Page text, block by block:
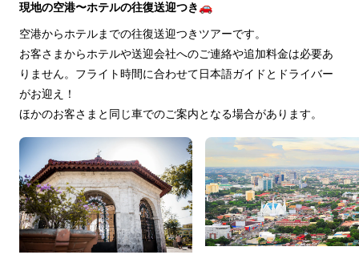
現地の空港〜ホテルの往復送迎つき🚗
空港からホテルまでの往復送迎つきツアーです。
お客さまからホテルや送迎会社へのご連絡や追加料金は必要あ
りません。フライト時間に合わせて日本語ガイドとドライバー
がお迎え！
ほかのお客さまと同じ車でのご案内となる場合があります。